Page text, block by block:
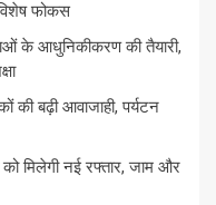
फोकस
के आधुनिकीकरण की तैयारी,
की बढ़ी आवाजाही, पर्यटन
मिलेगी नई रफ्तार, जाम और